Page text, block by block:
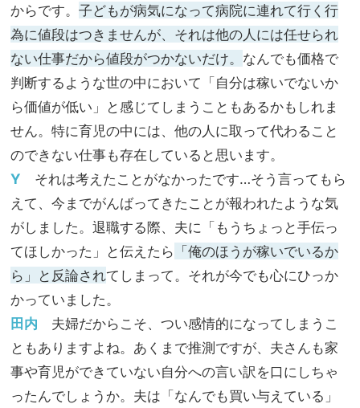
からです。 子どもが病気になって病院に連れて行く行
為に値段はつきませんが、それは他の人には任せられ
ない仕事だから値段がつかないだけ。 なんでも価格で
判断するような世の中において「自分は稼いでないか
ら価値が低い」と感じてしまうこともあるかもしれま
せん。特に育児の中には、他の人に取って代わること
のできない仕事も存在していると思います。
Y それは考えたことがなかったです…そう言ってもら
えて、今までがんばってきたことが報われたような気
がしました。退職する際、夫に「もうちょっと手伝っ
てほしかった」と伝えたら 「俺のほうが稼いでいるか
ら」と反論されてしまって。それが今でも心にひっか
かっていました。
田内 夫婦だからこそ、つい感情的になってしまうこ
ともありますよね。あくまで推測ですが、夫さんも家
事や育児ができていない自分への言い訳を口にしちゃ
ったんでしょうか。夫は「なんでも買い与えている」